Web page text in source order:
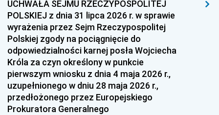
UCHWAŁA SEJMU RZECZYPOSPOLITEJ
POLSKIEJ z dnia 31 lipca 2026 r. w sprawie
wyrażenia przez Sejm Rzeczypospolitej
Polskiej zgody na pociągnięcie do
odpowiedzialności karnej posła Wojciecha
Króla za czyn określony w punkcie
pierwszym wniosku z dnia 4 maja 2026 r.,
uzupełnionego w dniu 28 maja 2026 r.,
przedłożonego przez Europejskiego
Prokuratora Generalnego